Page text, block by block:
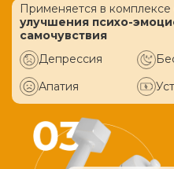
Применяется в комплексе
улучшения психо-
самочувствия
Депрессия
Апатия